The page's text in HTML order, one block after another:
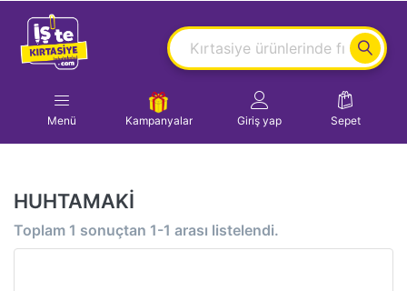
Menü Kampanyalar Giriş yap Sepet
HUHTAMAKİ
Toplam 1 sonuçtan 1-1 arası listelendi.